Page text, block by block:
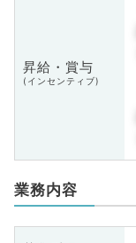
昇給・賞与
(インセンティブ)
業務内容